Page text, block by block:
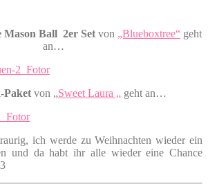
Ball 2er Set von „Blueboxtree“ geht
an…
Paket von „Sweet Laura „ geht an…
ich werde zu Weihnachten wieder ein
und da habt ihr alle wieder eine Chance